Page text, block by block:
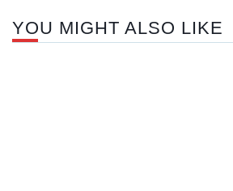
YOU MIGHT ALSO LIKE